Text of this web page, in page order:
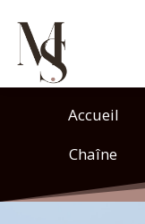
Accueil
Chaîne